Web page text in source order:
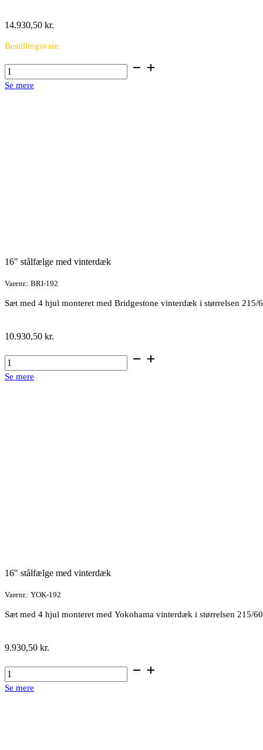
14.930,50 kr.
Bestillingsvare
16"
alufælge
med
Se mere
16″ stålfælge med vinterdæk
Varenr.: BRI-192
Sæt med 4 hjul monteret med Bridgestone vinterdæk i størrelsen 215/
10.930,50 kr.
16"
stålfælge
med
Se mere
16″ stålfælge med vinterdæk
Varenr.: YOK-192
Sæt med 4 hjul monteret med Yokohama vinterdæk i størrelsen 215/
9.930,50 kr.
16"
stålfælge
med
Se mere